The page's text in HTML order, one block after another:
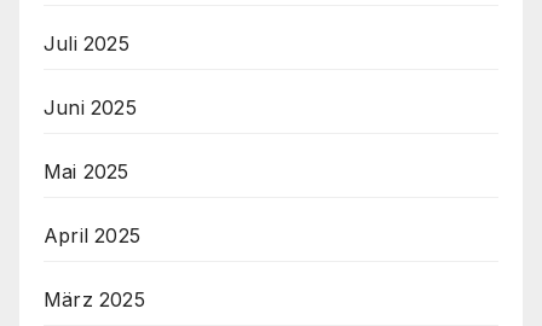
Juli 2025
Juni 2025
Mai 2025
April 2025
März 2025